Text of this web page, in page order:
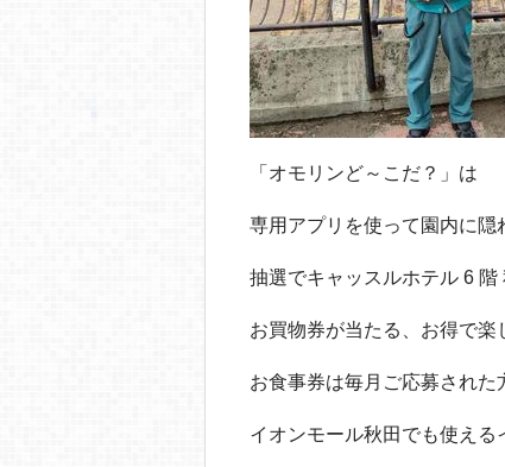
「オモリンど～こだ？」は
専用アプリを使って園内に隠
抽選でキャッスルホテル 6 階
お買物券が当たる、お得で楽
お食事券は毎月ご応募された
イオンモール秋田でも使える